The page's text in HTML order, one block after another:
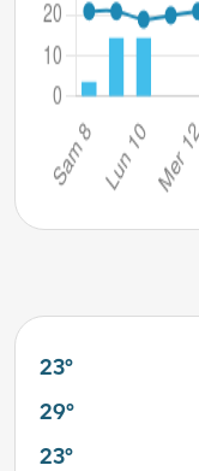
23°
29°
23°